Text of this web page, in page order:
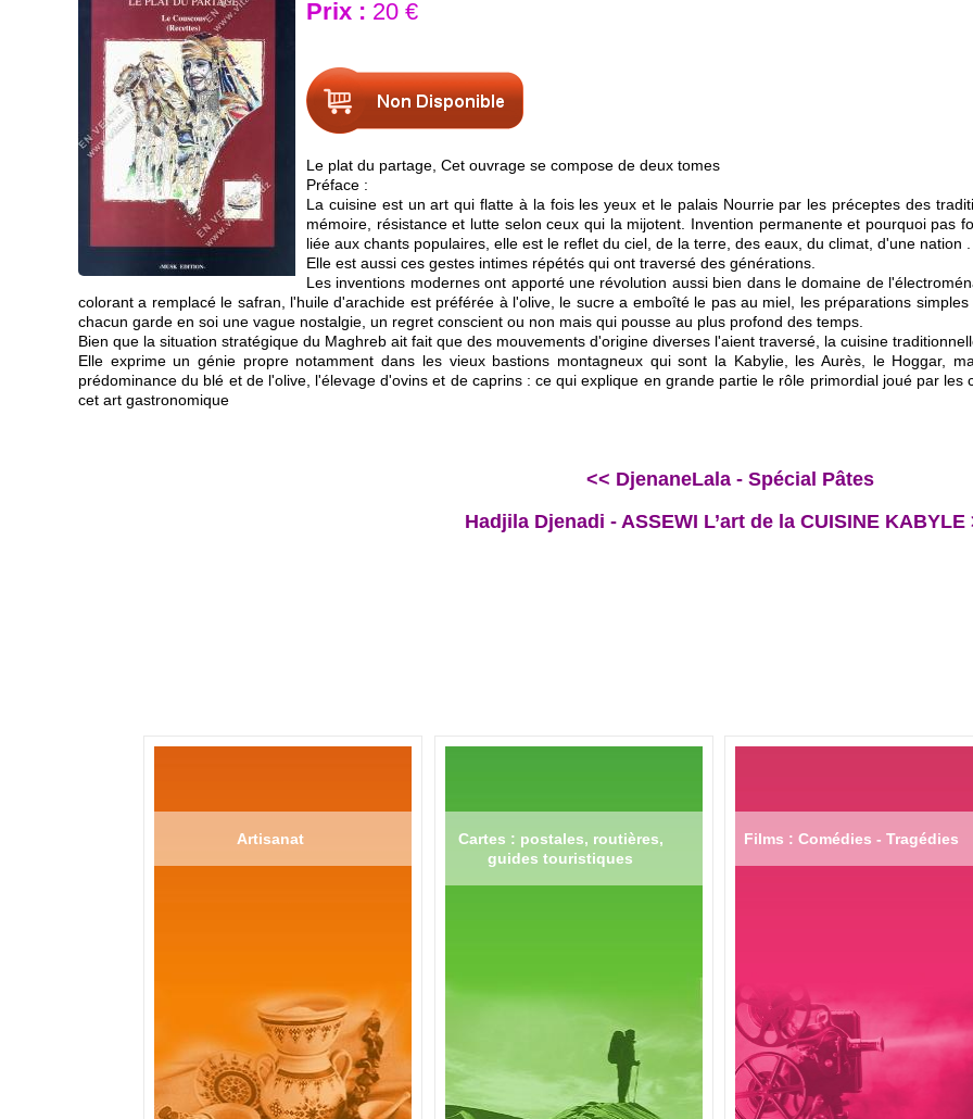
Prix : 20 €
Le plat du partage, Cet ouvrage se compose de deux tomes
Préface :
La cuisine est un art qui flatte à la fois les yeux et le palais Nourrie par les préceptes des
mémoire, résistance et lutte selon ceux qui la mijotent. Invention permanente et pourquoi pas
liée aux chants populaires, elle est le reflet du ciel, de la terre, des eaux, du climat, d'une nation .
Elle est aussi ces gestes intimes répétés qui ont traversé des générations.
Les inventions modernes ont apporté une révolution aussi bien dans le domaine de
colorant a remplacé le safran, l'huile d'arachide est préférée à l'olive, le sucre a emboîté le pas au miel, les préparations
chacun garde en soi une vague nostalgie, un regret conscient ou non mais qui pousse au plus profond des temps.
Bien que la situation stratégique du Maghreb ait fait que des mouvements d'origine diverses l'aient traversé, la cuisine
Elle exprime un génie propre notamment dans les vieux bastions montagneux qui sont la Kabylie, les Aurès, le Hoggar,
prédominance du blé et de l'olive, l'élevage d'ovins et de caprins : ce qui explique en grande partie le rôle primordial joué par
cet art gastronomique
<< DjenaneLala - Spécial Pâtes
Hadjila Djenadi - ASSEWI L’art de la CUISINE KABYLE
Artisanat
Cartes : postales, routières,
guides touristiques
Films : Comédies - Tragédies